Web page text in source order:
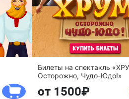
Билеты на спектакль
Осторожно, Чудо-Юдо!»
от 1500